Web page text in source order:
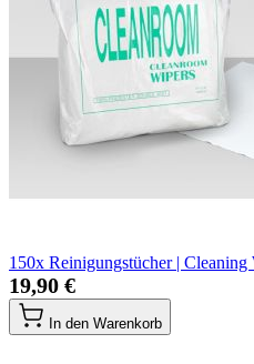
150x Reinigungstücher |
19,90 €
In den Warenkorb